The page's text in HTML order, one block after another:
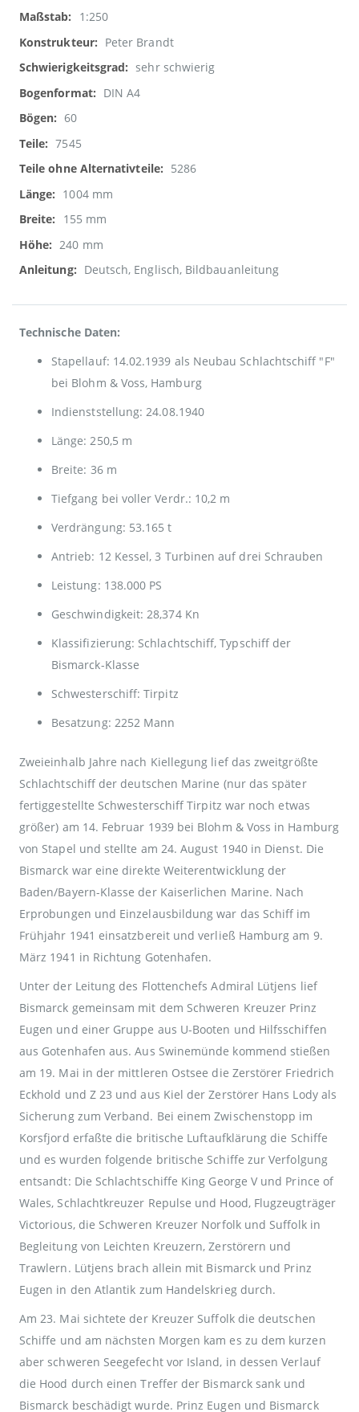
1:250
Peter Brandt
sehr schwierig
DIN A4
60
7545
5286
1004 mm
155 mm
240 mm
Deutsch, Englisch, Bildbauanleitung
Technische Daten:
Stapellauf: 14.02.1939 als Neubau Schlachtschiff "F"
bei Blohm & Voss, Hamburg
Indienststellung: 24.08.1940
Länge: 250,5 m
Breite: 36 m
Tiefgang bei voller Verdr.: 10,2 m
Verdrängung: 53.165 t
Antrieb: 12 Kessel, 3 Turbinen auf drei Schrauben
Leistung: 138.000 PS
Geschwindigkeit: 28,374 Kn
Klassifizierung: Schlachtschiff, Typschiff der
Bismarck-Klasse
Schwesterschiff: Tirpitz
Besatzung: 2252 Mann
Zweieinhalb Jahre nach Kiellegung lief das zweitgrößte
Schlachtschiff der deutschen Marine (nur das später
fertiggestellte Schwesterschiff Tirpitz war noch etwas
größer) am 14. Februar 1939 bei Blohm & Voss in Hamburg
von Stapel und stellte am 24. August 1940 in Dienst. Die
Bismarck war eine direkte Weiterentwicklung der
Baden/Bayern-Klasse der Kaiserlichen Marine. Nach
Erprobungen und Einzelausbildung war das Schiff im
Frühjahr 1941 einsatzbereit und verließ Hamburg am 9.
März 1941 in Richtung Gotenhafen.
Unter der Leitung des Flottenchefs Admiral Lütjens lief
Bismarck gemeinsam mit dem Schweren Kreuzer Prinz
Eugen und einer Gruppe aus U-Booten und Hilfsschiffen
aus Gotenhafen aus. Aus Swinemünde kommend stießen
am 19. Mai in der mittleren Ostsee die Zerstörer Friedrich
Eckhold und Z 23 und aus Kiel der Zerstörer Hans Lody als
Sicherung zum Verband. Bei einem Zwischenstopp im
Korsfjord erfaßte die britische Luftaufklärung die Schiffe
und es wurden folgende britische Schiffe zur Verfolgung
entsandt: Die Schlachtschiffe King George V und Prince of
Wales, Schlachtkreuzer Repulse und Hood, Flugzeugträger
Victorious, die Schweren Kreuzer Norfolk und Suffolk in
Begleitung von Leichten Kreuzern, Zerstörern und
Trawlern. Lütjens brach allein mit Bismarck und Prinz
Eugen in den Atlantik zum Handelskrieg durch.
Am 23. Mai sichtete der Kreuzer Suffolk die deutschen
Schiffe und am nächsten Morgen kam es zu dem kurzen
aber schweren Seegefecht vor Island, in dessen Verlauf
die Hood durch einen Treffer der Bismarck sank und
Bismarck beschädigt wurde. Prinz Eugen und Bismarck